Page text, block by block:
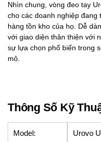
Nhìn chung, vòng đeo tay
cho các doanh nghiệp
hàng tồn kho của họ. Dễ
với giao diện thân thiện với
sự lựa chọn phổ biến trong
mô.
Thông Số Kỹ
Model: Urovo